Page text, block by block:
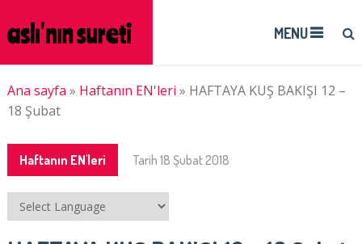
MENU
Ana sayfa » Haftanın EN'leri » HAFTAYA KUŞ BAKIŞI 12 –
18 Şubat
Haftanın EN'leri Tarih 18 Şubat 2018